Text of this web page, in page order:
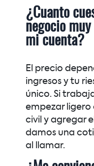
¿Cuanto
negocio
mi cuenta?
El precio
ingresos y tu
único. Si
empezar ligero
civil y agregar
damos una
al llamar.